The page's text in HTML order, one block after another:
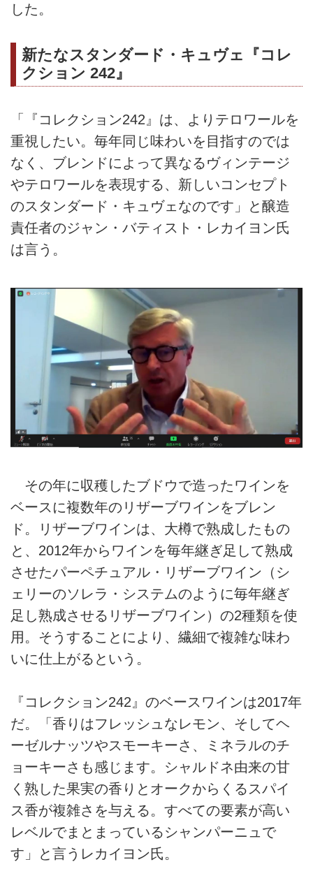
した。
新たなスタンダード・キュヴェ『コレ
クション 242』
「『コレクション242』は、よりテロワールを
重視したい。毎年同じ味わいを目指すのでは
なく、ブレンドによって異なるヴィンテージ
やテロワールを表現する、新しいコンセプト
のスタンダード・キュヴェなのです」と醸造
責任者のジャン・バティスト・レカイヨン氏
は言う。
その年に収穫したブドウで造ったワインを
ベースに複数年のリザーブワインをブレン
ド。リザーブワインは、大樽で熟成したもの
と、2012年からワインを毎年継ぎ足して熟成
させたパーペチュアル・リザーブワイン（シ
ェリーのソレラ・システムのように毎年継ぎ
足し熟成させるリザーブワイン）の2種類を使
用。そうすることにより、繊細で複雑な味わ
いに仕上がるという。
『コレクション242』のベースワインは2017年
だ。「香りはフレッシュなレモン、そしてヘ
ーゼルナッツやスモーキーさ、ミネラルのチ
ョーキーさも感じます。シャルドネ由来の甘
く熟した果実の香りとオークからくるスパイ
ス香が複雑さを与える。すべての要素が高い
レベルでまとまっているシャンパーニュで
す」と言うレカイヨン氏。